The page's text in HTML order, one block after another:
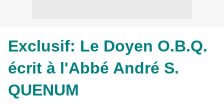
Exclusif: Le Doyen O.B.Q.
écrit à l'Abbé André S.
QUENUM